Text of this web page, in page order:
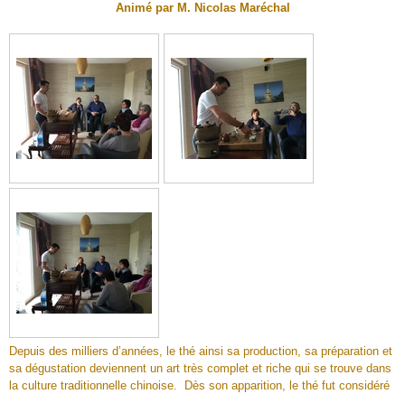
Animé par M. Nicolas Maréchal
Depuis des milliers d’années, le thé ainsi sa production, sa préparation et
sa dégustation deviennent un art très complet et riche qui se trouve dans
la culture traditionnelle chinoise. Dès son apparition, le thé fut considéré